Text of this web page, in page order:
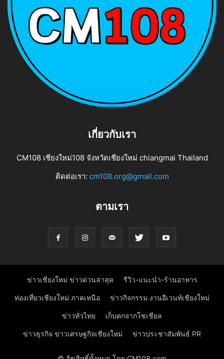
เกี่ยวกับเรา
CM108 เชียงใหม่108 จังหวัดเชียงใหม่ chiangmai Thailand
ติดต่อเรา: cm108.org@gmail.com
ตามเรา
ข่าวเชียงใหม่ ข่าวด่วนล่าสุด รีวิว-แนะนำ-ร้านอาหาร
ท่องเที่ยวเชียงใหม่ ภาคเหนือ ข่าวกิจกรรม งานอีเวนท์เชียงใหม่
ข่าวทั่วไทย เก็บตกจากโซเชียล
ข่าวธุรกิจ ข่าวเศรษฐกิจเชียงใหม่ ข่าวประชาสัมพันธ์ PR